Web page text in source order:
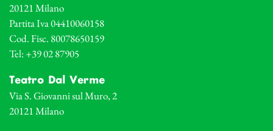
20121 Milano
Partita Iva 04410060158
Cod. Fisc. 80078650159
Tel: +39 02 87905
Teatro Dal Verme
Via S. Giovanni sul Muro, 2
20121 Milano